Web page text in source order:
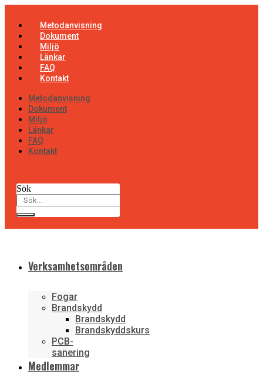
innehåll
Metodanvisning
Dokument
Miljö
Länkar
FAQ
Kontakt
Metodanvisning
Dokument
Miljö
Länkar
FAQ
Kontakt
Sök
Verksamhetsområden
Fogar
Brandskydd
Brandskydd
Brandskyddskurs
PCB-
sanering
Medlemmar